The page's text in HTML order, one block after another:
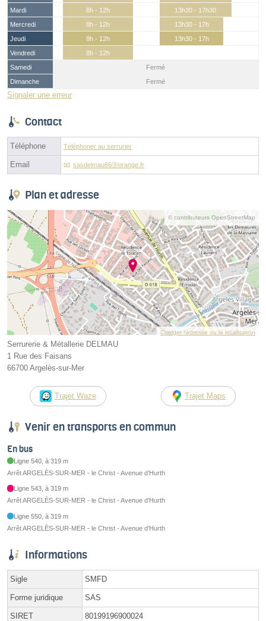
Mardi
8h - 12h
13h30 - 17h30
Mercredi
8h - 12h
13h30 - 17h
Jeudi
8h - 12h
13h30 - 17h
Vendredi
8h - 12h
Samedi
Fermé
Dimanche
Fermé
Signaler une erreur
Contact
Téléphone Téléphoner au serrurier
Email sasdelmau66ⓐorange.fr
Plan et adresse
© contributeurs OpenStreetMap
Corriger l’adresse ou la localisation
Serrurerie & Métallerie DELMAU
1 Rue des Faisans
66700 Argelès-sur-Mer
Trajet Waze Trajet Maps
Venir en transports en commun
En bus
Ligne 540, à 319 m
Arrêt ARGELÈS-SUR-MER - le Christ - Avenue d’Hurth
Ligne 543, à 319 m
Arrêt ARGELÈS-SUR-MER - le Christ - Avenue d’Hurth
Ligne 550, à 319 m
Arrêt ARGELÈS-SUR-MER - le Christ - Avenue d’Hurth
Informations
Sigle SMFD
Forme juridique SAS
SIRET 80199196900024